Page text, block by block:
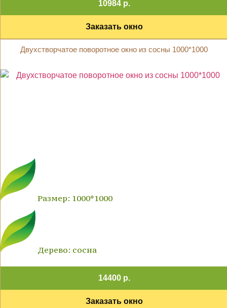
10984 р.
Заказать окно
Двухстворчатое поворотное окно из сосны 1000*1000
Размер: 1000*1000
Дерево: сосна
14400 р.
Заказать окно